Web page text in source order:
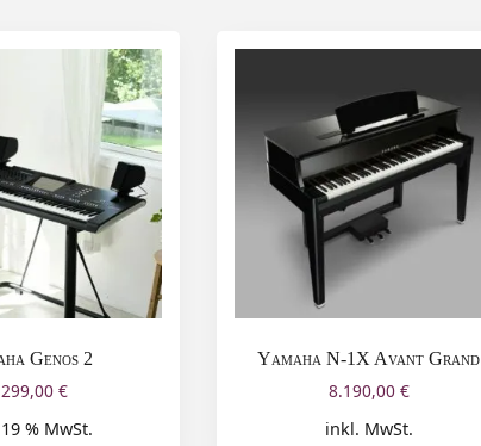
Genos 2
€
% MwSt.
Yamaha N-1X Avant Grand
8.190,00 €
inkl. MwSt.